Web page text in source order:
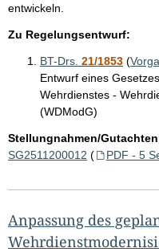
entwickeln.
Zu Regelungsentwurf:
BT-Drs. 21/1853 (
Entwurf eines
Wehrdienstes -
(WDModG)
Stellungnahmen/
SG2511200012 ( PDF - 5
Anpassung des